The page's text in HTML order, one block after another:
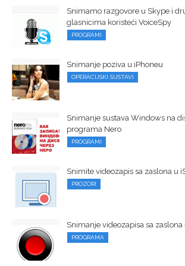
Snimamo razgovore u Skype i
glasnicima koristeći VoiceSpy
PROGRAMI
Snimanje poziva u iPhoneu
OPERACIJSKI SUSTAVI
Snimanje sustava Windows na
programa Nero
PROGRAMI
Snimite videozapis sa zaslona u
PROZORI
Snimanje videozapisa sa
PROGRAMA